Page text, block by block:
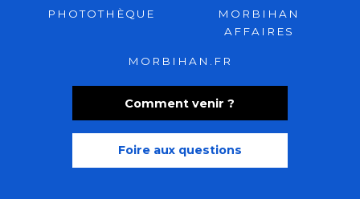
Comment venir ?
Foire aux questions
PHOTOTHÈQUE
MORBIHAN
AFFAIRES
MORBIHAN.FR